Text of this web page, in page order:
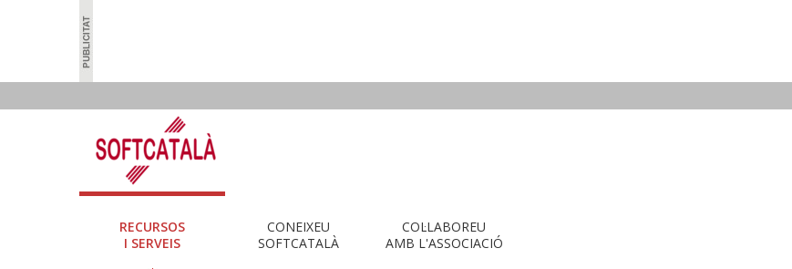
RECURSOS
I SERVEIS
CONEIXEU
SOFTCATALÀ
COL·LABOREU
AMB L'ASSOCIACIÓ